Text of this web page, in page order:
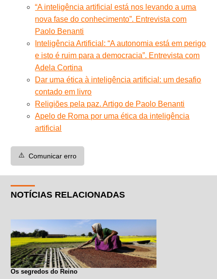
“A inteligência artificial está nos levando a uma
nova fase do conhecimento”. Entrevista com
Paolo Benanti
Inteligência Artificial: “A autonomia está em perigo
e isto é ruim para a democracia”. Entrevista com
Adela Cortina
Dar uma ética à inteligência artificial: um desafio
contado em livro
Religiões pela paz. Artigo de Paolo Benanti
Apelo de Roma por uma ética da inteligência
artificial
⚠️ Comunicar erro
NOTÍCIAS RELACIONADAS
Os segredos do Reino